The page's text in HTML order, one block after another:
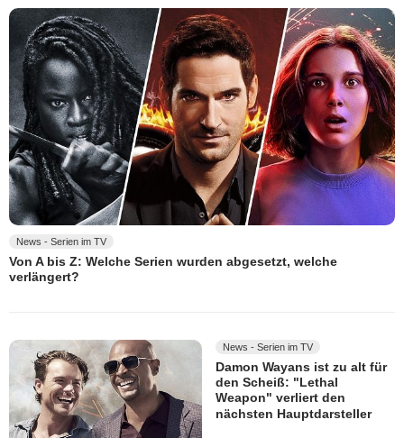
News - Serien im TV
Von A bis Z: Welche Serien wurden abgesetzt, welche
verlängert?
News - Serien im TV
Damon Wayans ist zu alt für
den Scheiß: "Lethal
Weapon" verliert den
nächsten Hauptdarsteller